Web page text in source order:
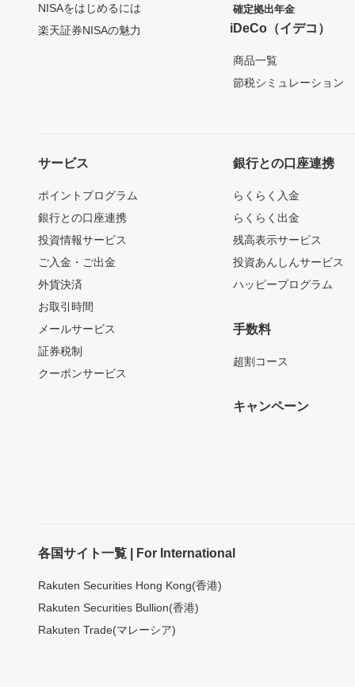
NISAをはじめるには
楽天証券NISAの魅力
確定拠出年金
iDeCo（イデコ）
商品一覧
節税シミュレーション
サービス
ポイントプログラム
銀行との口座連携
投資情報サービス
ご入金・ご出金
外貨決済
お取引時間
メールサービス
証券税制
クーポンサービス
銀行との口座連携
らくらく入金
らくらく出金
残高表示サービス
投資あんしんサービス
ハッピープログラム
手数料
超割コース
キャンペーン
各国サイト一覧 | For International
Rakuten Securities Hong Kong(香港)
Rakuten Securities Bullion(香港)
Rakuten Trade(マレーシア)